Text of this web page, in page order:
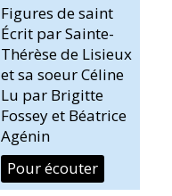
Figures de saint
Écrit par Sainte-
Thérèse de Lisieux
et sa soeur Céline
Lu par Brigitte
Fossey et Béatrice
Agénin
Pour écouter